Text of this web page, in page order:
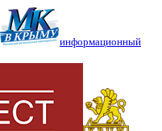
информационный